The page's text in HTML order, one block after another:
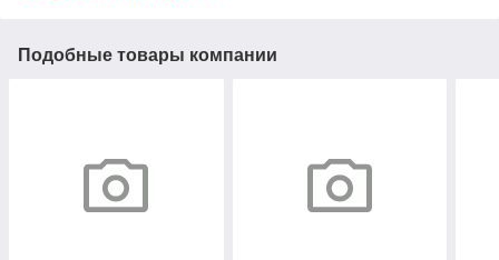
Подобные товары компании